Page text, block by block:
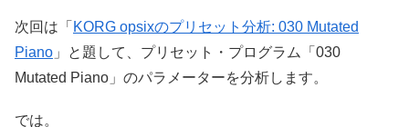
次回は「 KORG opsixのプリセット分析: 030 Mutated
Piano 」と題して、プリセット・プログラム「030
Mutated Piano」のパラメーターを分析します。
では。